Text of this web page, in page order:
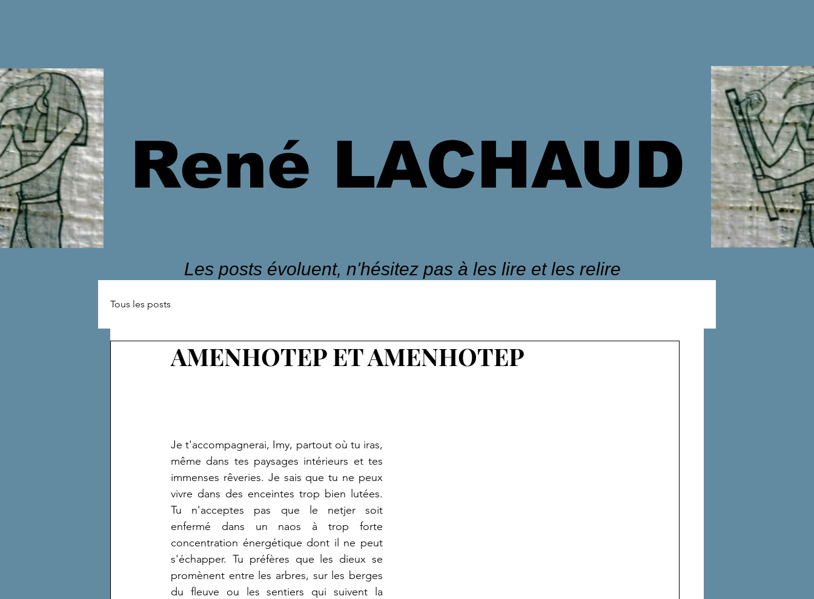
René LACHAUD
Les posts évoluent, n'hésitez pas à les lire et les relire
Tous les posts
AMENHOTEP ET AMENHOTEP
Je t'accompagnerai, Imy, partout où tu iras,
même dans tes paysages intérieurs et tes
immenses rêveries. Je sais que tu ne peux
vivre dans des enceintes trop bien lutées.
Tu n'acceptes pas que le netjer soit
enfermé dans un naos à trop forte
concentration énergétique dont il ne peut
s'échapper. Tu préfères que les dieux se
promènent entre les arbres, sur les berges
du fleuve ou les sentiers qui suivent la